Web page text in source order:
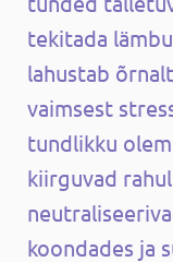
tekitada
lahustab
vaimsest
tundlikku
kiirguvad
koondades ja